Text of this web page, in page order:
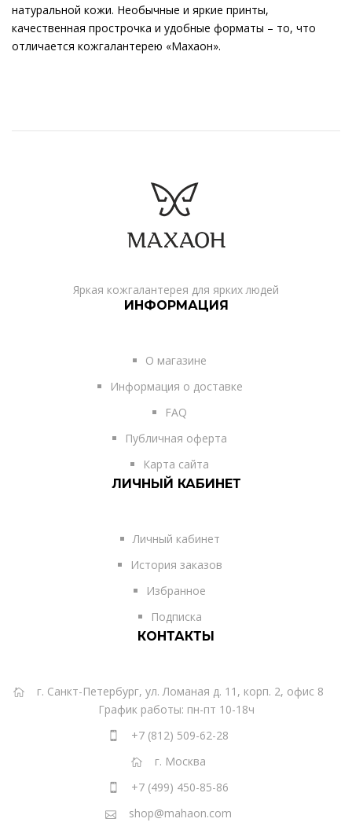
натуральной кожи. Необычные и яркие принты,
качественная прострочка и удобные форматы – то, что
отличается кожгалантерею «Махаон».
Яркая кожгалантерея для ярких людей
ИНФОРМАЦИЯ
О магазине
Информация о доставке
FAQ
Публичная оферта
Карта сайта
ЛИЧНЫЙ КАБИНЕТ
Личный кабинет
История заказов
Избранное
Подписка
КОНТАКТЫ
г. Санкт-Петербург, ул. Ломаная д. 11, корп. 2, офис 8
График работы: пн-пт 10-18ч
+7 (812) 509-62-28
г. Москва
+7 (499) 450-85-86
shop@mahaon.com